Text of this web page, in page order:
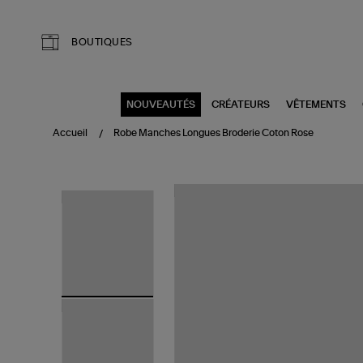
BOUTIQUES
NOUVEAUTÉS CRÉATEURS VÊTEMENTS
Accueil Robe Manches Longues Broderie Coton Rose